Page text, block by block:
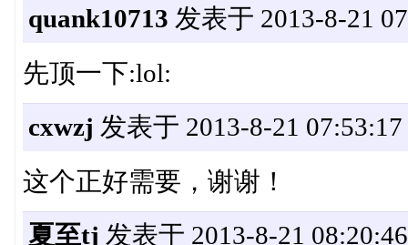
quank10713 发表于 2013-8-21
先顶一下:lol:
cxwzj 发表于 2013-8-21 07:53:17
这个正好需要，谢谢！
夏至tj 发表于 2013-8-21 08:20:46